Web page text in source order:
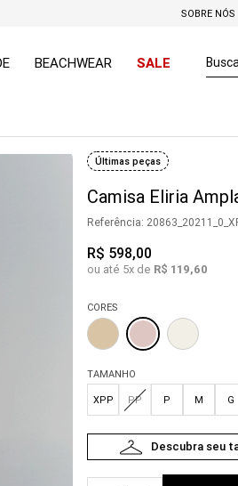
SOBRE NÓS
BEACHWEAR SALE Buscar
Últimas peças
Camisa Eliria
Referência:
R$ 598,00
ou até 5x de R$ 119,60
CORES
TAMANHO
PP P M G
XPP